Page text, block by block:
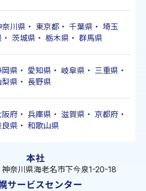
奈川県 ・ 東京都・ 千葉県 ・ 埼玉
・ 茨城県 ・ 栃木県 ・ 群馬県
岡県 ・ 愛知県 ・ 岐阜県 ・ 三重県 ・
梨県 ・ 長野県
阪府 ・ 兵庫県 ・ 滋賀県 ・ 京都府 ・
良県 ・ 和歌山県
本社
奈川県海老名市下今泉1-20-18
サービスセンター